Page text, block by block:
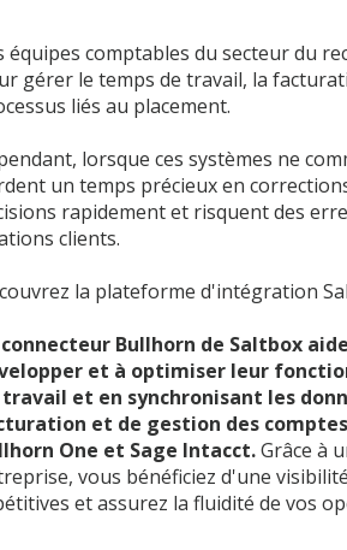
équipes comptables du secteur du
gérer le temps de travail, la
liés au placement.
lorsque ces systèmes ne
un temps précieux en
rapidement et risquent des
clients.
la plateforme d'intégration
Bullhorn de Saltbox
et à optimiser leur
travail et en synchronisant les
et de gestion des
One et Sage Intacct.Grâce à
vous bénéficiez d'une
et assurez la fluidité de vos